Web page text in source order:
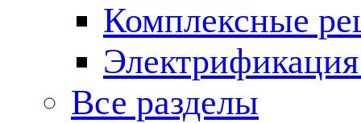
Комплексные
Все разделы